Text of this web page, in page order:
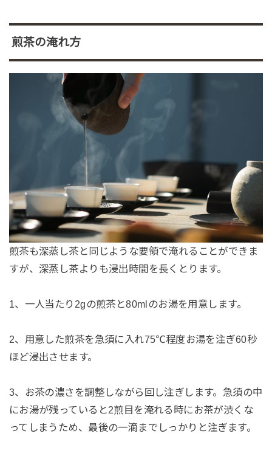
煎茶の淹れ方
煎茶も深蒸し茶と同じような要領で淹れることができま
すが、深蒸し茶よりも浸出時間を長くとります。
1、一人当たり2gの煎茶と80mlのお湯を用意します。
2、用意した煎茶を急須に入れ75℃程度お湯を注ぎ60秒
ほど浸出させます。
3、お茶の濃さを調整しながら回し注ぎします。急須の中
にお湯が残っていると2煎目を淹れる時にお茶が渋くな
ってしまうため、最後の一滴までしっかりと注ぎます。